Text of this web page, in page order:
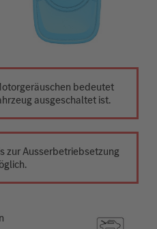
bedeutet
ausgeschaltet ist.
zur Ausserbetriebsetzung